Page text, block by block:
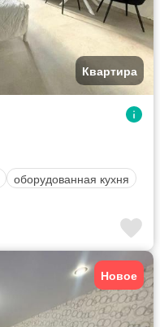
Квартира
оборудованная кухня
Новое